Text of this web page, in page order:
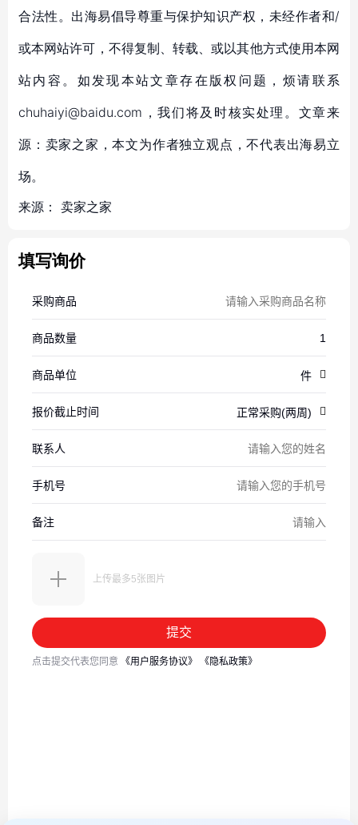
合法性。出海易倡导尊重与保护知识产权，未经作者和/
或本网站许可，不得复制、转载、或以其他方式使用本网
站内容。如发现本站文章存在版权问题，烦请联系
chuhaiyi@baidu.com，我们将及时核实处理。文章来
源：卖家之家，本文为作者独立观点，不代表出海易立
场。
来源： 卖家之家
填写询价